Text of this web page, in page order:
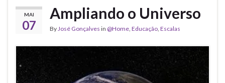
MAI
07
Ampliando o Universo
ByJosé Gonçalves in @Home, Educação, Escalas